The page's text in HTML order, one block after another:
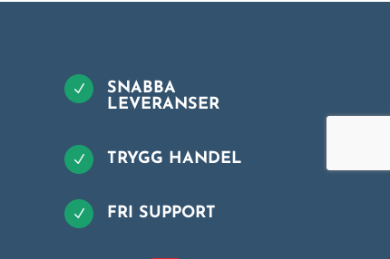
N
SNABBA
LEVERANSER
N TRYGG HANDEL
N FRI SUPPORT